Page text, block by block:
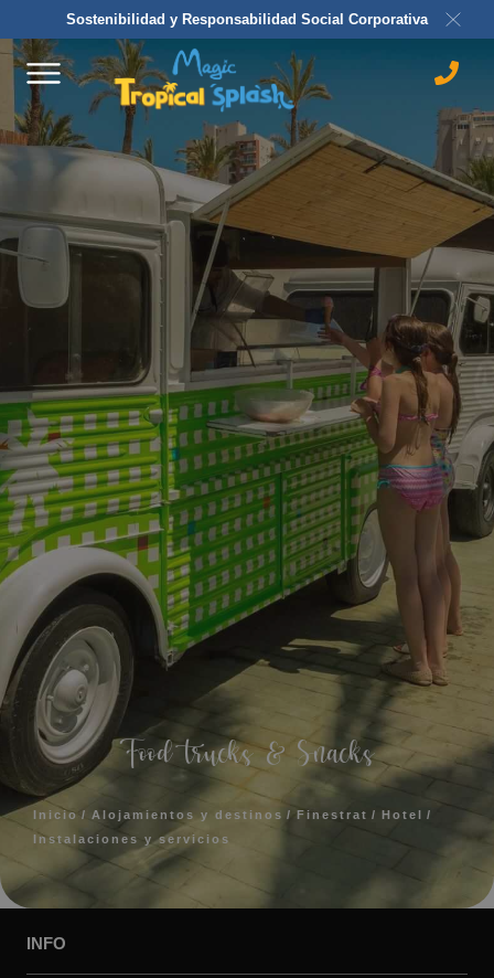
Sostenibilidad y Responsabilidad Social Corporativa
Food trucks & Snacks
Inicio Alojamientos y destinos Finestrat
Hotel
Instalaciones y servicios
INFO